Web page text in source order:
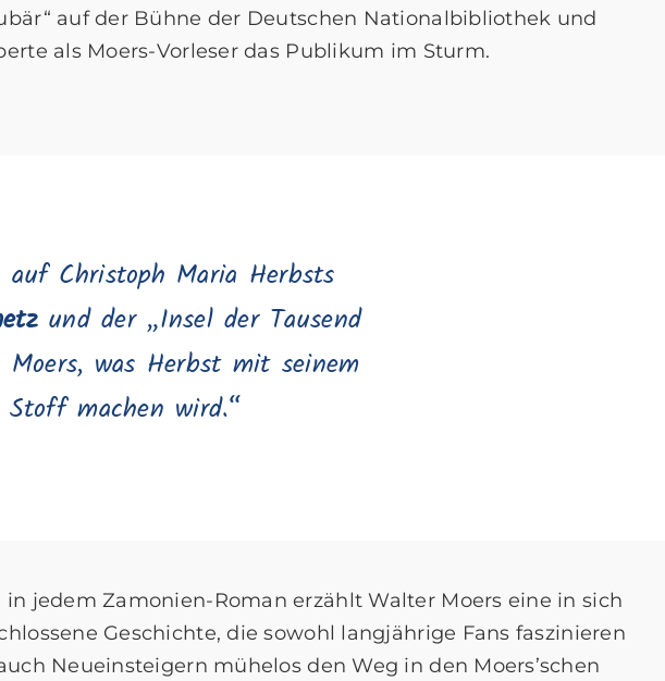
auf der Bühne der Deutschen Nationalbibliothek und
als Moers-Vorleser das Publikum im Sturm.
Christoph Maria Herbsts
und der „Insel der Tausend
was Herbst mit seinem
machen wird.“
in jedem Zamonien-Roman erzählt Walter Moers eine in sich
Geschichte, die sowohl langjährige Fans faszinieren
Neueinsteigern mühelos den Weg in den Moers’schen